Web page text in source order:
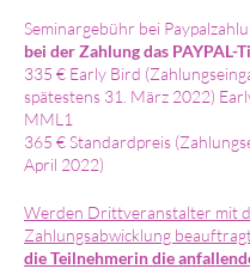
Seminargebühr bei
bei der Zahlung das PAYPAL-
335 € Early Bird
spätestens 31. März 2022)
MML1
365 € Standardpreis
April 2022)
Werden Drittveranstalter mit
Zahlungsabwicklung
die Teilnehmerin die